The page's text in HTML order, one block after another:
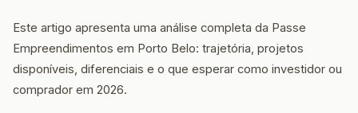
Este artigo apresenta uma análise completa da Passe
Empreendimentos em Porto Belo: trajetória, projetos
disponíveis, diferenciais e o que esperar como investidor ou
comprador em 2026.